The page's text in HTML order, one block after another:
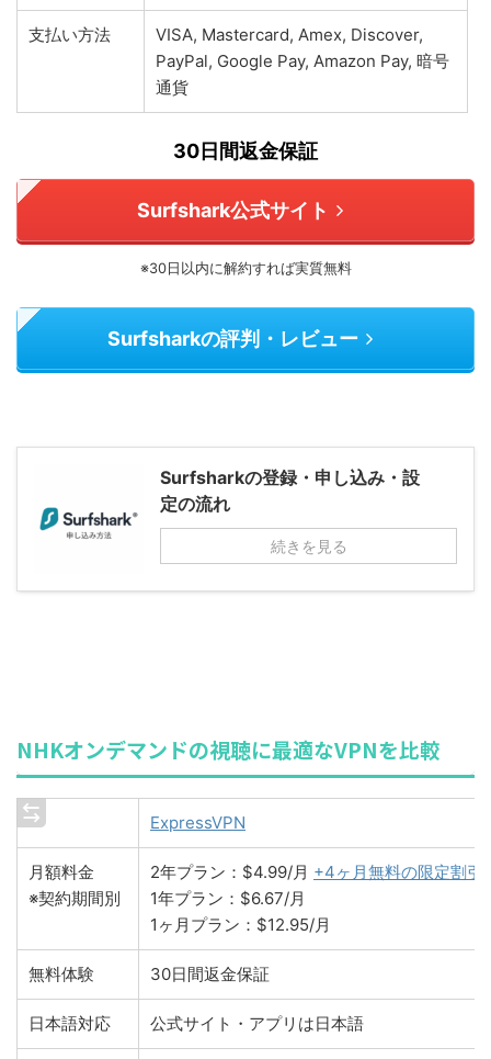
支払い方法
VISA, Mastercard, Amex, Discover,
PayPal, Google Pay, Amazon Pay, 暗号
通貨
30日間返金保証
Surfshark公式サイト
※30日以内に解約すれば実質無料
Surfsharkの評判・レビュー
Surfsharkの登録・申し込み・設
定の流れ
続きを見る
NHKオンデマンドの視聴に最適なVPNを比較
ExpressVPN
月額料金
※契約期間別
2年プラン：$4.99/月 +4ヶ月無料の限定割引
1年プラン：$6.67/月
1ヶ月プラン：$12.95/月
無料体験 30日間返金保証
日本語対応 公式サイト・アプリは日本語